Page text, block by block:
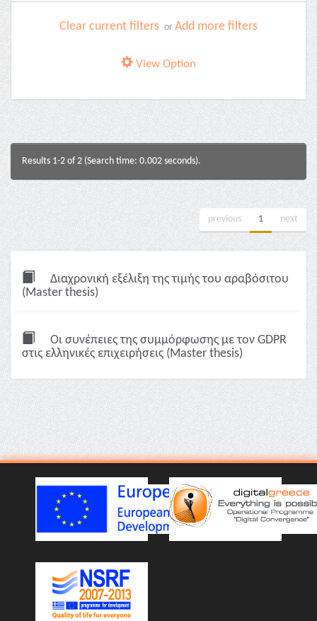
Clear current filters or Add more filters
View Option
Results 1-2 of 2 (Search time: 0.002 seconds).
previous 1 next
Διαχρονική εξέλιξη της τιμής του αραβόσιτου
(Master thesis)
Οι συνέπειες της συμμόρφωσης με τον GDPR
στις ελληνικές επιχειρήσεις (Master thesis)